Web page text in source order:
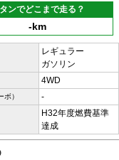
ンでどこまで走る？
-km
レギュラー
ガソリン
4WD
ボ） -
H32年度燃費基準
達成